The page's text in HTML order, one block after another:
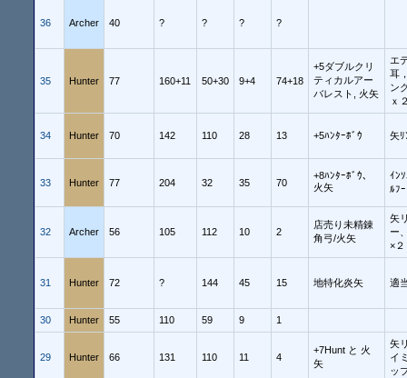
36 Archer 40 ? ? ? ?
35 Hunter 77 160+11 50+30 9+4 74+18
+5ダブルクリ
ティカルアー
バレスト, 火矢
エ
耳
ン
ｘ
34 Hunter 70 142 110 28 13 +5ﾊﾝﾀｰﾎﾞｳ 矢ﾘ
33 Hunter 77 204 32 35 70
+8ﾊﾝﾀｰﾎﾞｳ、
火矢
ｲﾝ
ﾙﾌ
32 Archer 56 105 112 10 2
店売り未精錬
角弓/火矢
矢
ー
×２
31 Hunter 72 ? 144 45 15 地特化炎矢 適
30 Hunter 55 110 59 9 1
29 Hunter 66 131 110 11 4
+7Hunt と 火
矢
矢
イ
ッ